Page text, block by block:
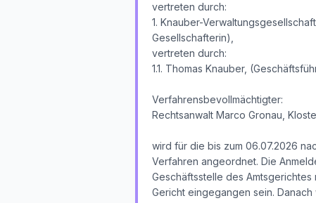
vertreten durch:
1. Knauber-
Gesellschafterin),
vertreten durch:
1.1. Thomas Knauber,
Verfahrensbevollmächtigter:
Rechtsanwalt Marco Gronau,
wird für die bis zum 06.07.2026
Verfahren angeordnet. Die
Geschäftsstelle des
Gericht eingegangen sein.